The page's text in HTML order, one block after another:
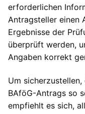
erforderlichen
Antragsteller einen
Ergebnisse der
überprüft werden,
Angaben korrekt
Um
BAföG-Antrags so
empfiehlt es sich,